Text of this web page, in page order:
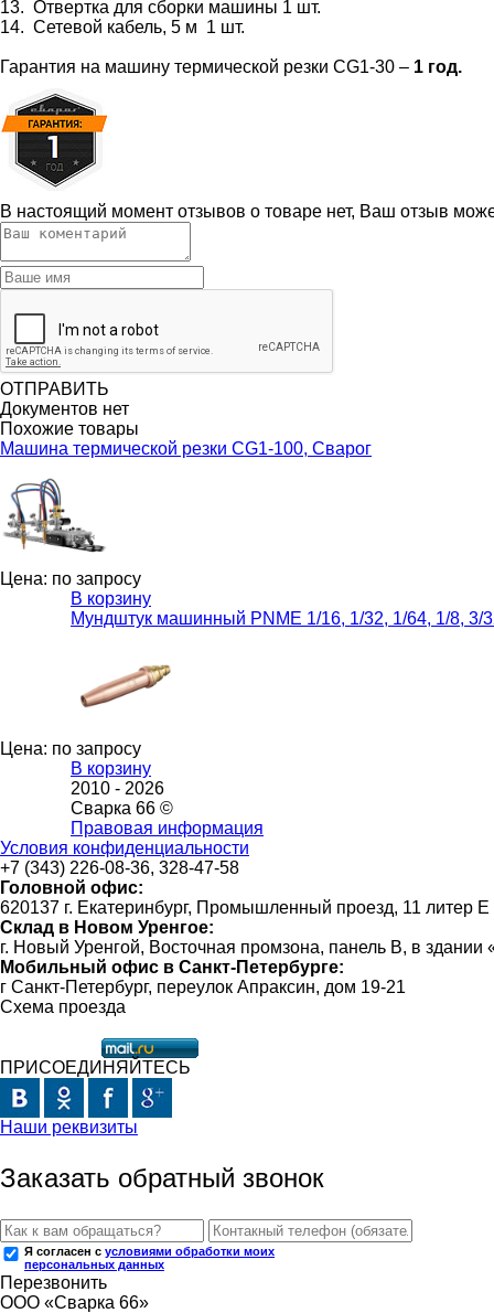
13. Отвертка для сборки машины 1 шт.
14. Сетевой кабель, 5 м 1 шт.
Гарантия на машину термической резки CG1-30 – 1 год.
В настоящий момент отзывов о товаре нет, Ваш отзыв
ОТПРАВИТЬ
Документов нет
Похожие товары
Машина термической резки CG1-100, Сварог
Цена: по запросу
В корзину
Мундштук машинный PNME 1/16, 1/32, 1/64, 1/8, 3/
Цена: по запросу
В корзину
2010 - 2026
Сварка 66 ©
Правовая информация
Условия конфиденциальности
+7 (343) 226-08-36, 328-47-58
Головной офис:
620137 г. Екатеринбург, Промышленный проезд, 11 литер Е
Склад в Новом Уренгое:
г. Новый Уренгой, Восточная промзона, панель В, в
Мобильный офис в Санкт-Петербурге:
г Санкт-Петербург, переулок Апраксин, дом 19-21
Схема проезда
ПРИСОЕДИНЯЙТЕСЬ
Наши реквизиты
Заказать обратный звонок
Я согласен с условиями обработки моих
персональных данных
Перезвонить
ООО «Сварка 66»